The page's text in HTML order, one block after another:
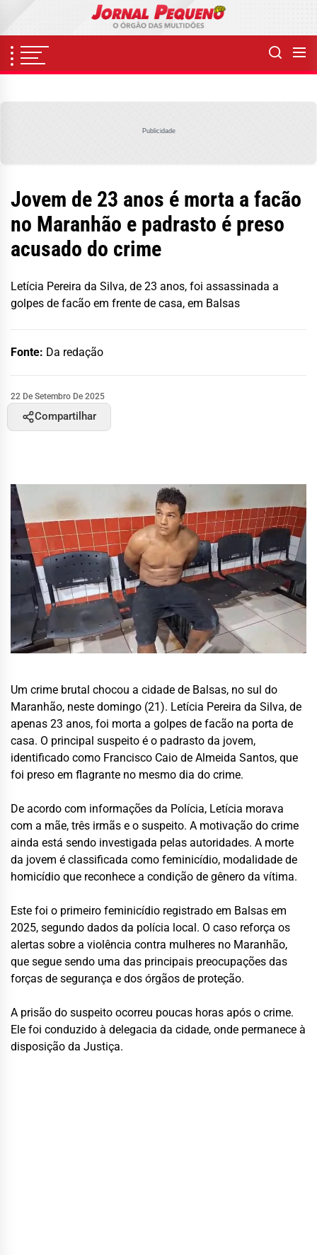
content
Publicidade
Jovem de 23 anos é morta a facão
no Maranhão e padrasto é preso
acusado do crime
Letícia Pereira da Silva, de 23 anos, foi assassinada a
golpes de facão em frente de casa, em Balsas
Fonte: Da redação
22 De Setembro De 2025
Compartilhar
Um crime brutal chocou a cidade de Balsas, no sul do
Maranhão, neste domingo (21). Letícia Pereira da Silva, de
apenas 23 anos, foi morta a golpes de facão na porta de
casa. O principal suspeito é o padrasto da jovem,
identificado como Francisco Caio de Almeida Santos, que
foi preso em flagrante no mesmo dia do crime.
De acordo com informações da Polícia, Letícia morava
com a mãe, três irmãs e o suspeito. A motivação do crime
ainda está sendo investigada pelas autoridades. A morte
da jovem é classificada como feminicídio, modalidade de
homicídio que reconhece a condição de gênero da vítima.
Este foi o primeiro feminicídio registrado em Balsas em
2025, segundo dados da polícia local. O caso reforça os
alertas sobre a violência contra mulheres no Maranhão,
que segue sendo uma das principais preocupações das
forças de segurança e dos órgãos de proteção.
A prisão do suspeito ocorreu poucas horas após o crime.
Ele foi conduzido à delegacia da cidade, onde permanece à
disposição da Justiça.